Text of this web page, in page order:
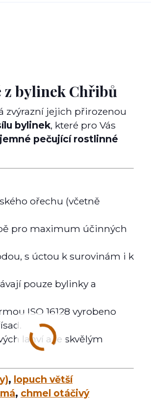
z bylinek Chřibů
zvýrazní jejich přirozenou
bylinek, které pro Vás
jemné pečující rostlinné
ořechu (včetně
pro maximum účinných
s úctou k surovinám i k
pouze bylinky a
ISO 16128 vyrobeno
lahví a je skvělým
, lopuch větší
, chmel otáčivý